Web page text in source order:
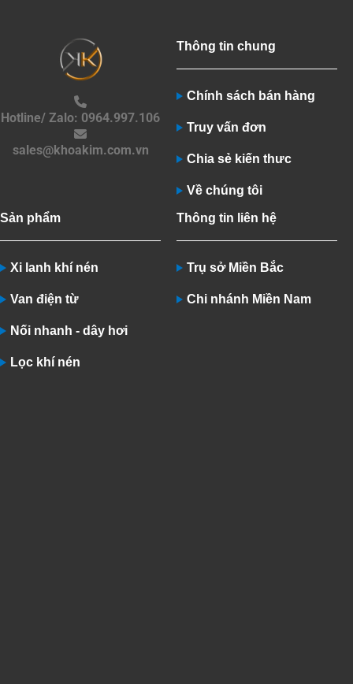
Hotline/ Zalo: 0964.997.106
sales@khoakim.com.vn
Thông tin chung
Chính sách bán hàng
Truy vấn đơn
Chia sẻ kiến thưc
Về chúng tôi
Sản phẩm
Xi lanh khí nén
Van điện từ
Nối nhanh - dây hơi
Lọc khí nén
Thông tin liên hệ
Trụ sở Miền Bắc
Chi nhánh Miền Nam